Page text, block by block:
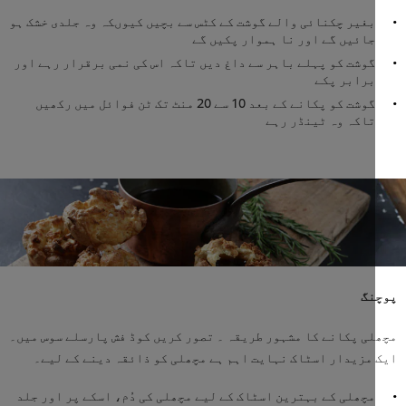
بغیر چکنائی والے گوشت کے کٹس سے بچیں کیوںکہ وہ جلدی خشک ہو
جائیں گے اور نا ہموار پکیں گے
گوشت کو پہلے باہر سے داغ دیں تاکہ اس کی نمی برقرار رہے اور
برابر پکے
گوشت کو پکانے کے بعد 10 سے 20 منٹ تک ٹن فوائل میں رکھیں
تاکہ وہ ٹینڈر رہے
پکانے کا مشہور طریقہ ۔ تصور کریں کوڈ فش پارسلے سوس میں۔
اسٹاک نہایت اہم ہے مچھلی کو ذائقہ دینے کے لیے۔
مچھلی کے بہترین اسٹاک کے لیے مچھلی کی دُم، اسکے پر اور جلد